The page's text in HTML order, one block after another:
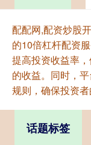
配配网,配资炒股
的10倍杠杆配资
提高投资收益率
的收益。同时，
规则，确保投资者
话题标签